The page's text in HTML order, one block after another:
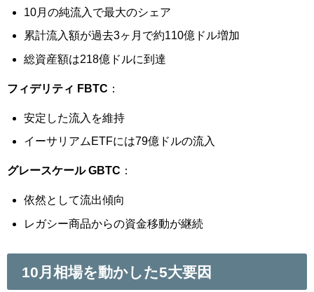
10月の純流入で最大のシェア
累計流入額が過去3ヶ月で約110億ドル増加
総資産額は218億ドルに到達
フィデリティ FBTC ：
安定した流入を維持
イーサリアムETFには79億ドルの流入
グレースケール GBTC ：
依然として流出傾向
レガシー商品からの資金移動が継続
10月相場を動かした5大要因